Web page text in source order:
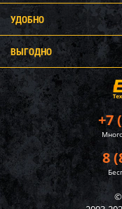
+7
8
©
УДОБНО
ВЫГОДНО